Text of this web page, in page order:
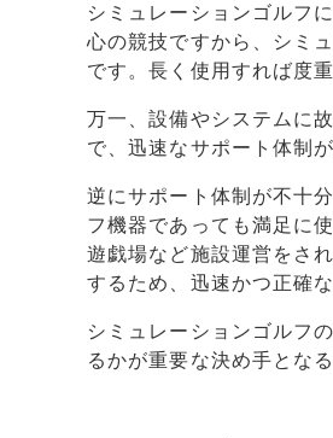
シミュレーションゴルフ
心の競技ですから、シミ
です。長く使用すれば度
万一、設備やシステムに
で、迅速なサポート体制
逆にサポート体制が不十
フ機器であっても満足に
遊戯場など施設運営をさ
するため、迅速かつ正確
シミュレーションゴルフ
るかが重要な決め手とな